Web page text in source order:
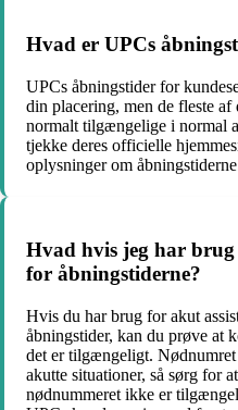
Hvad er UPCs
UPCs åbningstider for
din placering, men de fleste af
normalt tilgængelige i normal
tjekke deres officielle
oplysninger om
Hvad hvis jeg har brug
for åbningstiderne?
Hvis du har brug for akut
åbningstider, kan du prøve at
det er tilgængeligt.
akutte situationer, så sørg for
nødnummeret ikke er